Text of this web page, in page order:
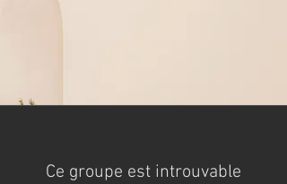
Ce groupe est introuvable